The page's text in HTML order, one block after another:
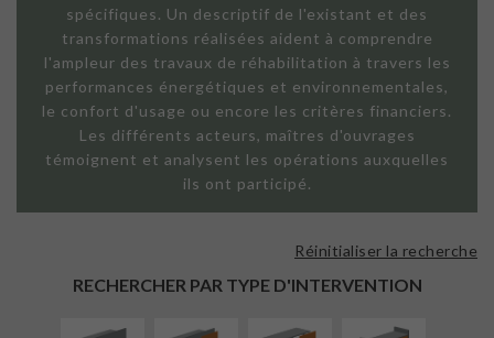
spécifiques. Un descriptif de l'existant et des
transformations réalisées aident à comprendre
l'ampleur des travaux de réhabilitation à travers les
performances énergétiques et environnementales,
le confort d'usage ou encore les critères financiers.
Les différents acteurs, maîtres d'ouvrages
témoignent et analysent les opérations auxquelles
ils ont participé.
RECHERCHER PAR TYPE D'INTERVENTION
Réinitialiser la recherche
EXTÉRIEURE
FAÇADE SUR
LINÉAIRE
ISOLATION
INTÉRIEURE